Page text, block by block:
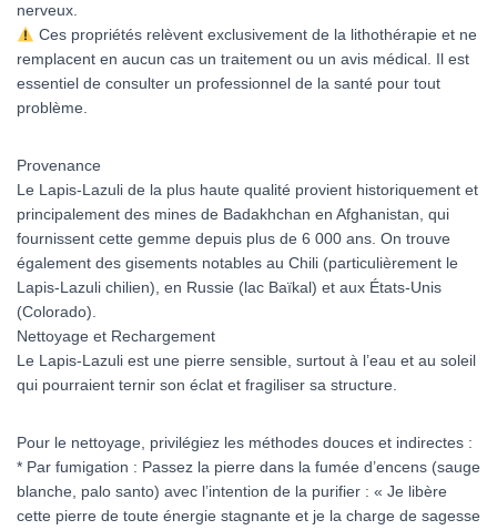
nerveux.
Ces propriétés relèvent exclusivement de la lithothérapie et ne
remplacent en aucun cas un traitement ou un avis médical. Il est
essentiel de consulter un professionnel de la santé pour tout
problème.
Provenance
Le Lapis-Lazuli de la plus haute qualité provient historiquement et
principalement des mines de Badakhchan en Afghanistan, qui
fournissent cette gemme depuis plus de 6 000 ans. On trouve
également des gisements notables au Chili (particulièrement le
Lapis-Lazuli chilien), en Russie (lac Baïkal) et aux États-Unis
(Colorado).
Nettoyage et Rechargement
Le Lapis-Lazuli est une pierre sensible, surtout à l’eau et au soleil
qui pourraient ternir son éclat et fragiliser sa structure.
Pour le nettoyage, privilégiez les méthodes douces et indirectes :
* Par fumigation : Passez la pierre dans la fumée d’encens (sauge
blanche, palo santo) avec l’intention de la purifier : « Je libère
cette pierre de toute énergie stagnante et je la charge de sagesse